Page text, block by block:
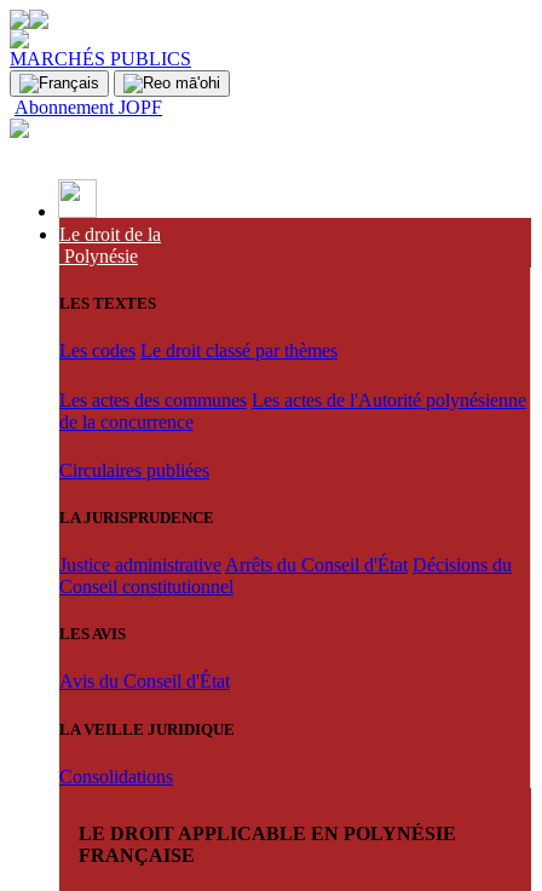
MARCHÉS PUBLICS
Abonnement JOPF
Le droit de la
Polynésie
LES TEXTES
Les codes Le droit classé par thèmes
Les actes des communes Les actes de l'Autorité polynésienne
de la concurrence
Circulaires publiées
LA JURISPRUDENCE
Justice administrative Arrêts du Conseil d'État Décisions du
Conseil constitutionnel
LES AVIS
Avis du Conseil d'État
LA VEILLE JURIDIQUE
Consolidations
LE DROIT APPLICABLE EN POLYNÉSIE
FRANÇAISE